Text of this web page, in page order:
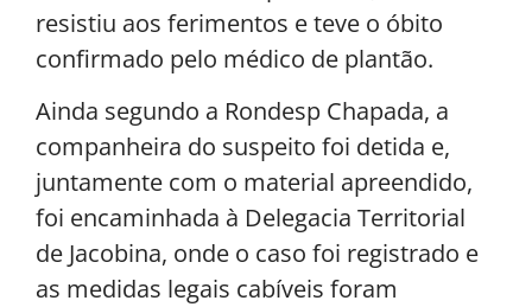
resistiu aos ferimentos e teve o óbito
confirmado pelo médico de plantão.
Ainda segundo a Rondesp Chapada, a
companheira do suspeito foi detida e,
juntamente com o material apreendido,
foi encaminhada à Delegacia Territorial
de Jacobina, onde o caso foi registrado e
as medidas legais cabíveis foram